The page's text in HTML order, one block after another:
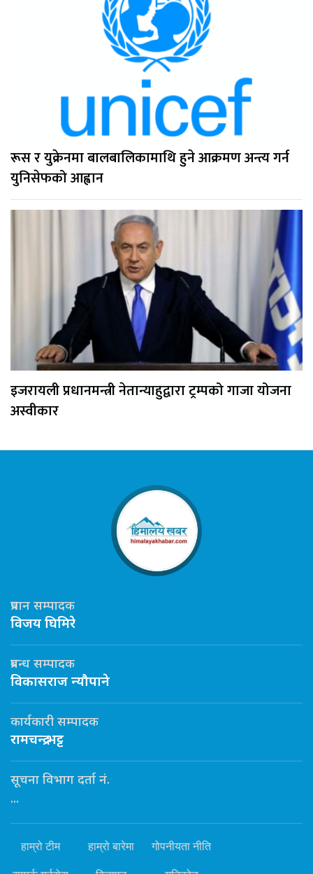
रूस र युक्रेनमा बालबालिकामाथि हुने आक्रमण अन्त्य गर्न
युनिसेफको आह्वान
इजरायली प्रधानमन्त्री नेतान्याहुद्वारा ट्रम्पको गाजा योजना
अस्वीकार
प्रधान सम्पादक
विजय घिमिरे
प्रबन्ध सम्पादक
विकासराज न्यौपाने
कार्यकारी सम्पादक
रामचन्द्र भट्ट
सूचना विभाग दर्ता नं.
...
हाम्रो टीम हाम्रो बारेमा गोपनीयता नीति